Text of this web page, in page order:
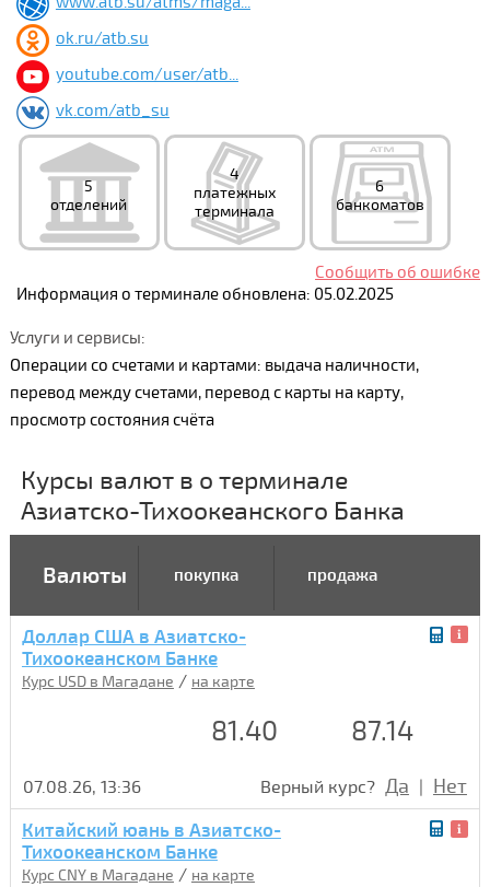
ok.ru/atb.su
youtube.com/user/atb...
vk.com/atb_su
5
отделений
4
платежных
терминала
6
банкоматов
Сообщить об ошибке
Информация о терминале обновлена: 05.02.2025
Услуги и сервисы:
Операции со счетами и картами: выдача наличности,
перевод между счетами, перевод с карты на карту,
просмотр состояния счёта
Курсы валют в о терминале
Азиатско-Тихоокеанского Банка
Валюты покупка продажа
Доллар США в Азиатско-
Тихоокеанском Банке
Курс USD в Магадане / на карте
81.40 87.14
07.08.26, 13:36 Верный курс? Да | Нет
Китайский юань в Азиатско-
Тихоокеанском Банке
Курс CNY в Магадане / на карте